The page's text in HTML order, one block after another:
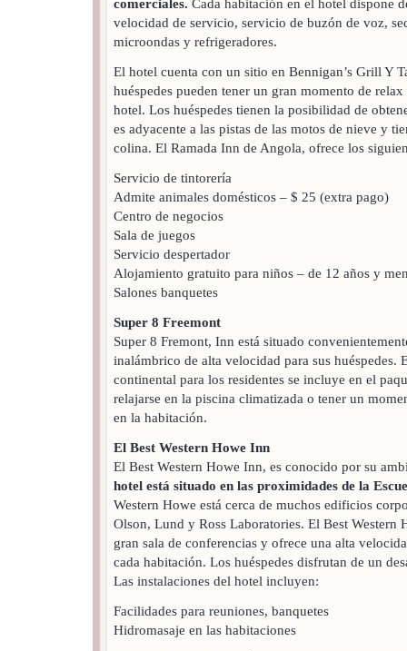
comerciales. Cada habitación en el hotel dispone
velocidad de servicio, servicio de buzón de voz,
microondas y refrigeradores.
El hotel cuenta con un sitio en Bennigan’s Grill Y
huéspedes pueden tener un gran momento de
hotel. Los huéspedes tienen la posibilidad de
es adyacente a las pistas de las motos de nieve y
colina. El Ramada Inn de Angola, ofrece los
Servicio de tintorería
Admite animales domésticos – $ 25 (extra pago)
Centro de negocios
Sala de juegos
Servicio despertador
Alojamiento gratuito para niños – de 12 años y
Salones banquetes
Super 8 Freemont
Super 8 Fremont, Inn está situado
inalámbrico de alta velocidad para sus huéspedes.
continental para los residentes se incluye en el
relajarse en la piscina climatizada o tener un
en la habitación.
El Best Western Howe Inn
El Best Western Howe Inn, es conocido por su
hotel está situado en las proximidades de la
Western Howe está cerca de muchos edificios
Olson, Lund y Ross Laboratories. El Best Western
gran sala de conferencias y ofrece una alta
cada habitación. Los huéspedes disfrutan de un
Las instalaciones del hotel incluyen:
Facilidades para reuniones, banquetes
Hidromasaje en las habitaciones